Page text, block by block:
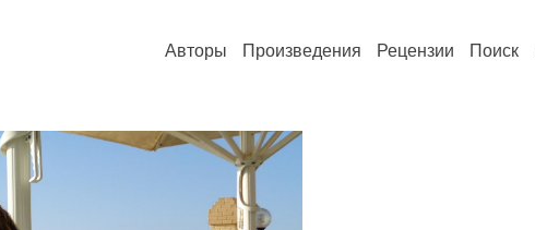
Авторы Произведения Рецензии Поиск